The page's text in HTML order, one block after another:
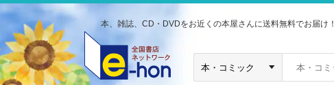
本、雑誌、CD・DVDをお近くの本屋さんに送料無料でお届け！